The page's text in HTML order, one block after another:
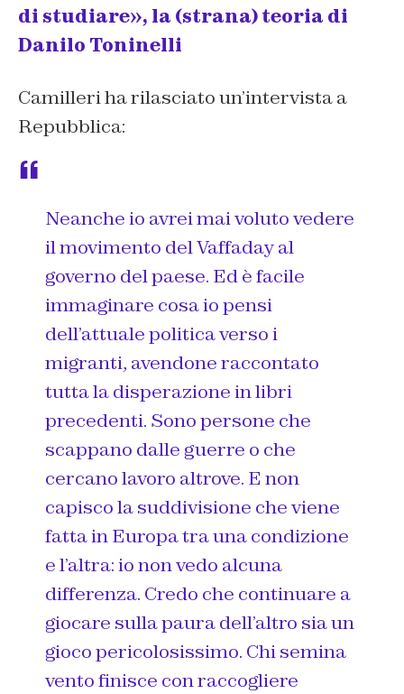
di studiare», la (strana) teoria di
Danilo Toninelli
Camilleri ha rilasciato un’intervista a
Repubblica:
Neanche io avrei mai voluto vedere
il movimento del Vaffaday al
governo del paese. Ed è facile
immaginare cosa io pensi
dell’attuale politica verso i
migranti, avendone raccontato
tutta la disperazione in libri
precedenti. Sono persone che
scappano dalle guerre o che
cercano lavoro altrove. E non
capisco la suddivisione che viene
fatta in Europa tra una condizione
e l’altra: io non vedo alcuna
differenza. Credo che continuare a
giocare sulla paura dell’altro sia un
gioco pericolosissimo. Chi semina
vento finisce con raccogliere